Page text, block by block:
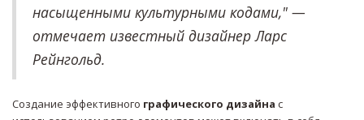
насыщенными культурными кодами," —
отмечает известный дизайнер Ларс
Рейнгольд.
Создание эффективного графического дизайна с